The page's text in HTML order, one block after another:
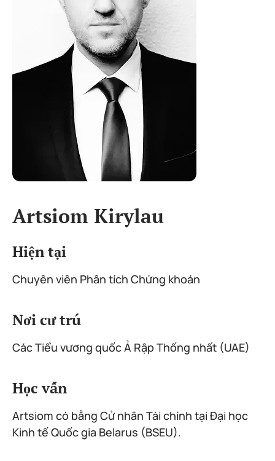
Artsiom Kirylau
Hiện tại
Chuyên viên Phân tích Chứng khoán
Nơi cư trú
Các Tiểu vương quốc Ả Rập Thống nhất (UAE)
Học vấn
Artsiom có bằng Cử nhân Tài chính tại Đại học
Kinh tế Quốc gia Belarus (BSEU).